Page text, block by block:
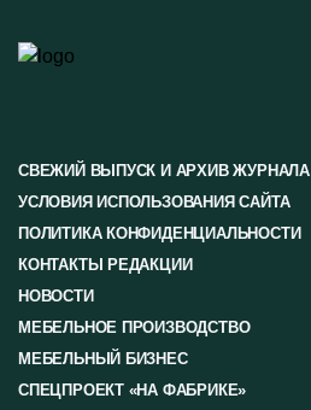
СВЕЖИЙ ВЫПУСК И АРХИВ ЖУРНАЛА
УСЛОВИЯ ИСПОЛЬЗОВАНИЯ САЙТА
ПОЛИТИКА КОНФИДЕНЦИАЛЬНОСТИ
КОНТАКТЫ РЕДАКЦИИ
НОВОСТИ
МЕБЕЛЬНОЕ ПРОИЗВОДСТВО
МЕБЕЛЬНЫЙ БИЗНЕС
СПЕЦПРОЕКТ «НА ФАБРИКЕ»